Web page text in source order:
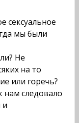
сексуальное
мы были
Не
на то
или горечь?
нам следовало
и